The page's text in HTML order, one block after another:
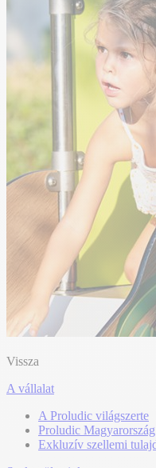
Vissza
A vállalat
A Proludic világszerte
Proludic Magyarország
Exkluzív szellemi